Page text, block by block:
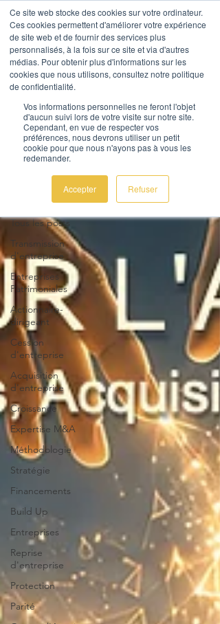
Ce site web stocke des cookies sur votre ordinateur.
Ces cookies permettent d'améliorer votre expérience
de site web et de fournir des services plus
personnalisés, à la fois sur ce site et via d'autres
médias. Pour obtenir plus d'informations sur les
cookies que nous utilisons, consultez notre politique
de confidentialité.
Vos informations personnelles ne feront l'objet
d'aucun suivi lors de votre visite sur notre site.
Cependant, en vue de respecter vos
préférences, nous devrons utiliser un petit
cookie pour que nous n'ayons pas à vous les
redemander.
Accepter Refuser
Nous contacter
Tous les posts
Transmission
d'entreprise
Entreprises
Patrimoniales
Actionnaire-
dirigeant
Cession
d'entreprise
Acquisition
d'entreprise
Croissance
Expertise M&A
Méthodologie
Stratégie
Financements
Build Up
Entreprises
Reprise
d'entreprise
Protection
Parité
Tous les posts